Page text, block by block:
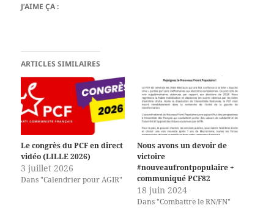
J’AIME ÇA :
ARTICLES SIMILAIRES
Le congrès du PCF en direct
vidéo (LILLE 2026)
3 juillet 2026
Dans "Calendrier pour AGIR"
Nous avons un devoir de
victoire
#nouveaufrontpopulaire +
communiqué PCF82
18 juin 2024
Dans "Combattre le RN/FN"